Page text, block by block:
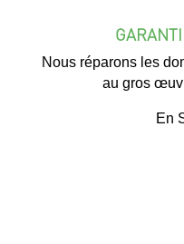
Nous réparons les
au gros
En